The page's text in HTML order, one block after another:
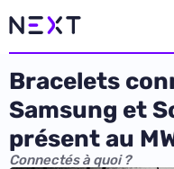
Bracelets
Samsung et
présent au
Connectés à quoi ?